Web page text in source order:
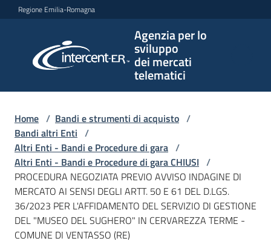
Vai al contenuto
Vai alla navigazione
Vai al footer
Regione Emilia-Romagna
Agenzia per lo
sviluppo
dei mercati
telematici
per lo
sviluppo
telematici
L'Agenzia
Bandi
e
Home / Bandi e strumenti di acquisto /
Bandi altri Enti /
Altri Enti - Bandi e Procedure di gara /
Altri Enti - Bandi e Procedure di gara CHIUSI /
PROCEDURA NEGOZIATA PREVIO AVVISO INDAGINE DI
MERCATO AI SENSI DEGLI ARTT. 50 E 61 DEL D.LGS.
36/2023 PER L'AFFIDAMENTO DEL SERVIZIO DI GESTIONE
DEL "MUSEO DEL SUGHERO" IN CERVAREZZA TERME -
COMUNE DI VENTASSO (RE)